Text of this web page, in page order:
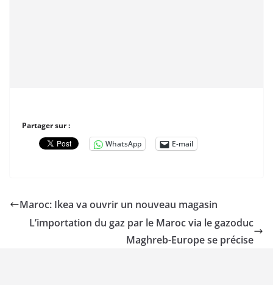
Partager sur :
WhatsApp
E-mail
Maroc: Ikea va ouvrir un nouveau magasin
L’importation du gaz par le Maroc via le gazoduc
Maghreb-Europe se précise